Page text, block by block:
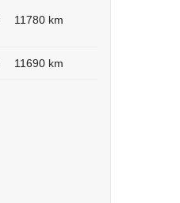
11780 km
11690 km